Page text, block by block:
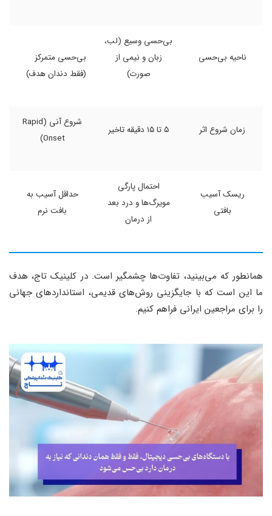
ناحیه بی‌حسی
بی‌حسی وسیع (لب،
زبان و نیمی از
صورت)
بی‌حسی متمرکز
(فقط دندان هدف)
زمان شروع اثر ۵ تا ۱۵ دقیقه تاخیر
شروع آنی (Rapid
Onset)
ریسک آسیب
بافتی
احتمال پارگی
مویرگ‌ها و درد بعد
از درمان
حداقل آسیب به
بافت نرم
همانطور که می‌بینید، تفاوت‌ها چشمگیر است. در کلینیک تاج، هدف
ما این است که با جایگزینی روش‌های قدیمی، استانداردهای جهانی
را برای مراجعین ایرانی فراهم کنیم.